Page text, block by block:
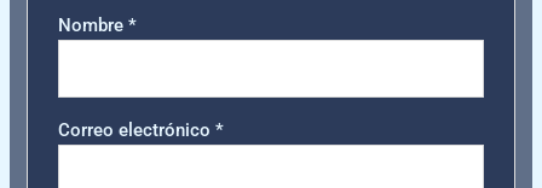
Nombre *
Correo electrónico *